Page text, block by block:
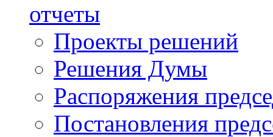
отчеты
Проекты решений
Решения Думы
Распоряжения
Постановления